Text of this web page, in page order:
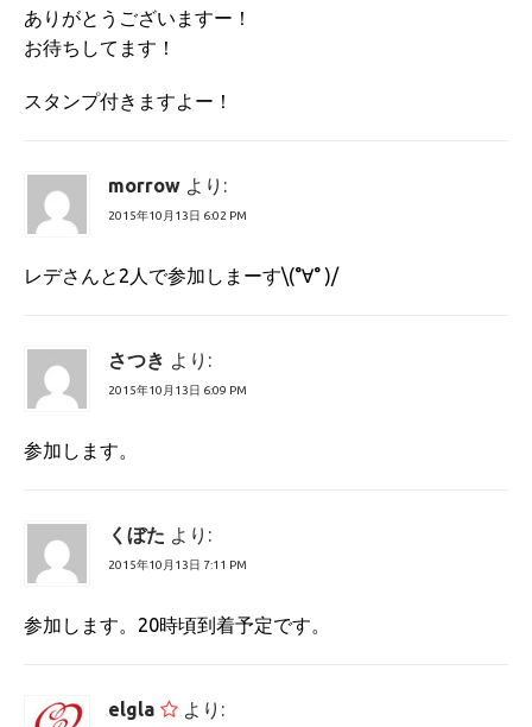
ありがとうございますー！
お待ちしてます！
スタンプ付きますよー！
morrow より:
2015年10月13日 6:02 PM
レデさんと2人で参加しまーす\(°∀° )/
さつき より:
2015年10月13日 6:09 PM
参加します。
くぼた より:
2015年10月13日 7:11 PM
参加します。20時頃到着予定です。
elgla より: